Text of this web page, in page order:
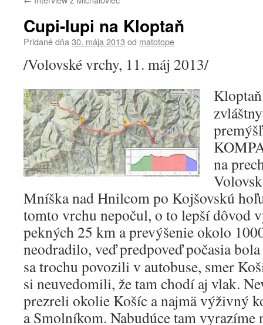
Cupi-lupi na Kloptaň
Pridané dňa 30. mája 2013 od matotope
/Volovské vrchy, 11. máj 2013/
na
Mníška nad Hnilcom po Kojšovskú
tomto vrchu nepočul, o to lepší dôvod
pekných 25 km a prevýšenie okolo
neodradilo, veď predpoveď počasia
sa trochu povozili v autobuse, smer
si neuvedomili, že tam chodí aj vlak.
prezreli okolie Košíc a najmä výživný
a Smolníkom. Nabudúce tam